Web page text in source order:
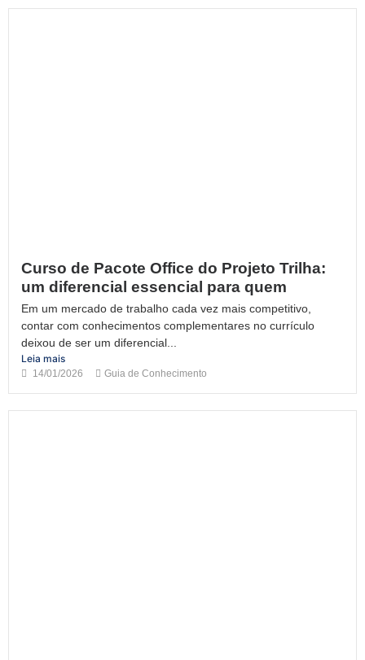
Curso de Pacote Office do Projeto Trilha:
um diferencial essencial para quem
Em um mercado de trabalho cada vez mais competitivo,
contar com conhecimentos complementares no currículo
deixou de ser um diferencial...
Leia mais
14/01/2026 Guia de Conhecimento